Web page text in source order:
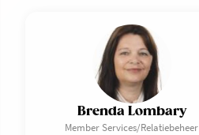
Brenda Lombary
Member Services/Relatiebeheer